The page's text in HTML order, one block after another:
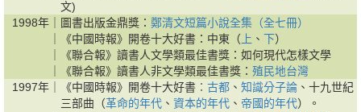
文)
1998年｜
圖書出版金鼎獎： 鄭清文短篇小說全集（全七冊）
《中國時報》開卷十大好書：中東（ 上 、 下）
《聯合報》讀書人文學類最佳書獎：如何現代怎樣文學
《聯合報》讀書人非文學類最佳書獎： 殖民地台灣
1997年｜
《中國時報》開卷十大好書︰ 古都 、 知識分子論 、十九世紀
三部曲（革命的年代 、 資本的年代 、 帝國的年代）。